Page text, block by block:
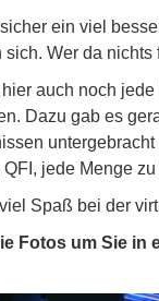
ein viel
Wer da
auch noch
Dazu gab es
jede Menge zu
Spaß bei der
Fotos um Sie